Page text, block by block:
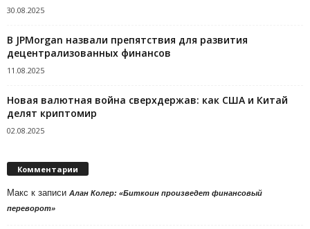
30.08.2025
В JPMorgan назвали препятствия для развития
децентрализованных финансов
11.08.2025
Новая валютная война сверхдержав: как США и Китай
делят криптомир
02.08.2025
Комментарии
Макс к записи Алан Колер: «Биткоин произведет финансовый
переворот»